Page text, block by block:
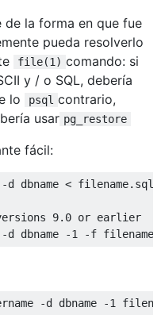
de la forma en que fue
pueda resolverlo
file(1) comando: si
y / o SQL, debería
lo
psql contrario,
usar pg_restore
fácil:
-d dbname < filename. sql
9.0 or earlier
-d dbname -1 -f filename
-d dbname -1